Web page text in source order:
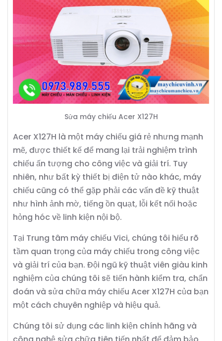
Sửa máy chiếu Acer X127H
Acer X127H là một máy chiếu giá rẻ nhưng mạnh
mẽ, được thiết kế để mang lại trải nghiệm trình
chiếu ấn tượng cho công việc và giải trí. Tuy
nhiên, như bất kỳ thiết bị điện tử nào khác, máy
chiếu cũng có thể gặp phải các vấn đề kỹ thuật
như hình ảnh mờ, tiếng ồn quạt, lỗi kết nối hoặc
hỏng hóc về linh kiện nội bộ.
Tại Trung tâm máy chiếu Vici, chúng tôi hiểu rõ
tầm quan trọng của máy chiếu trong công việc
và giải trí của bạn. Đội ngũ kỹ thuật viên giàu kinh
nghiệm của chúng tôi sẽ tiến hành kiểm tra, chẩn
đoán và sửa chữa máy chiếu Acer X127H của bạn
một cách chuyên nghiệp và hiệu quả.
Chúng tôi sử dụng các linh kiện chính hãng và